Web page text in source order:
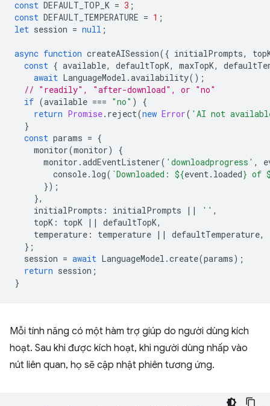
const DEFAULT_TOP_K = 3 ;
const DEFAULT_TEMPERATURE = 1 ;
let session = null ;
async function createAISession({ initialPrompts,
const { available, defaultTopK, maxTopK,
await LanguageModel .availability();
// "readily", "after-download", or "no"
if (available === "no" )
{
return Promise. reject(new Error( 'AI not
}
const params = {
monitor(monitor)
{
monitor .addEventListener( 'downloadprogress' ,
console. log( `Downloaded: ${event. loaded} of
});
},
initialPrompts : initialPrompts || '' ,
topK : topK || defaultTopK,
temperature : temperature || defaultTemperature,
};
session = await LanguageModel .create(params);
return session ;
}
Mỗi tính năng có một hàm trợ giúp do người dùng kích
hoạt. Sau khi được kích hoạt, khi người dùng nhấp vào
nút liên quan, họ sẽ cập nhật phiên tương ứng.